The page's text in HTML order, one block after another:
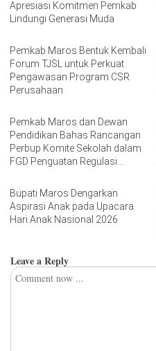
Apresiasi Komitmen Pemkab
Lindungi Generasi Muda
Pemkab Maros Bentuk Kembali
Forum TJSL untuk Perkuat
Pengawasan Program CSR
Perusahaan
Pemkab Maros dan Dewan
Pendidikan Bahas Rancangan
Perbup Komite Sekolah dalam
FGD Penguatan Regulasi
Bupati Maros Dengarkan
Aspirasi Anak pada Upacara
Hari Anak Nasional 2026
Leave a Reply